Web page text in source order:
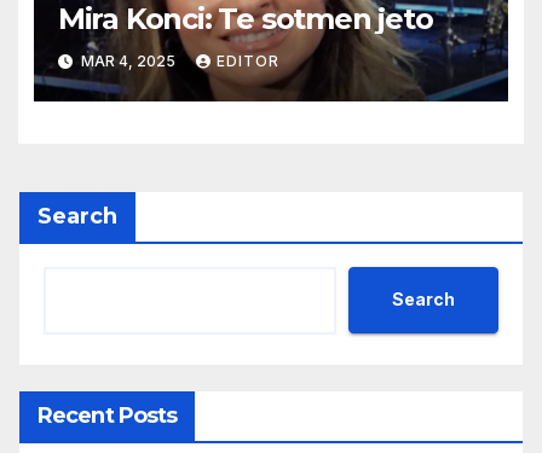
Mira Konci: Te sotmen jeto
MAR 4, 2025 EDITOR
Search
Search
Recent Posts